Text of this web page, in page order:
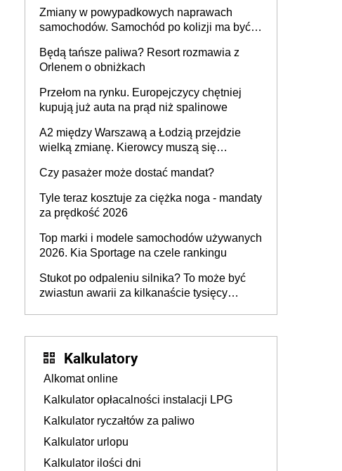
Zmiany w powypadkowych naprawach
samochodów. Samochód po kolizji ma być
technologią producenta
Będą tańsze paliwa? Resort rozmawia z
Orlenem o obniżkach
Przełom na rynku. Europejczycy chętniej
kupują już auta na prąd niż spalinowe
A2 między Warszawą a Łodzią przejdzie
wielką zmianę. Kierowcy muszą się
Czy pasażer może dostać mandat?
Tyle teraz kosztuje za ciężka noga - mandaty
za prędkość 2026
Top marki i modele samochodów używanych
2026. Kia Sportage na czele rankingu
Stukot po odpaleniu silnika? To może być
zwiastun awarii za kilkanaście tysięcy
Kalkulatory
Alkomat online
Kalkulator opłacalności instalacji LPG
Kalkulator ryczałtów za paliwo
Kalkulator urlopu
Kalkulator ilości dni